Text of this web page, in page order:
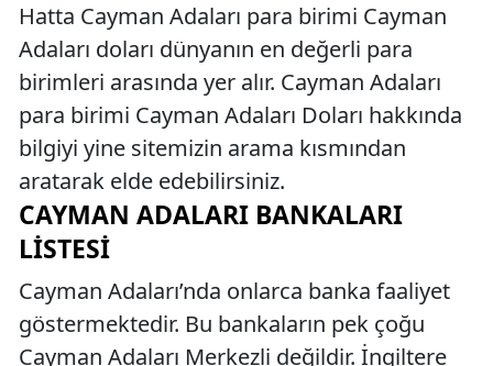
Hatta Cayman Adaları para birimi Cayman
Adaları doları dünyanın en değerli para
birimleri arasında yer alır. Cayman Adaları
para birimi Cayman Adaları Doları hakkında
bilgiyi yine sitemizin arama kısmından
aratarak elde edebilirsiniz.
CAYMAN ADALARI BANKALARI
LISTESI
Cayman Adaları’nda onlarca banka faaliyet
göstermektedir. Bu bankaların pek çoğu
Cayman Adaları Merkezli değildir. İngiltere